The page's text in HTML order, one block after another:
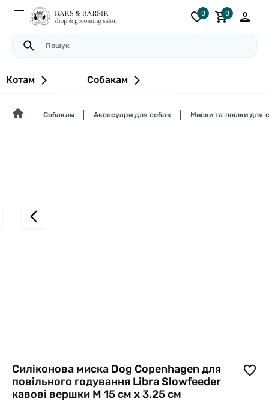
0 0
Котам Собакам
Собакам Аксесуари для собак Миски та поїлки для
Силіконова миска Dog Copenhagen для
повільного годування Libra Slowfeeder
кавові вершки М 15 см х 3.25 см